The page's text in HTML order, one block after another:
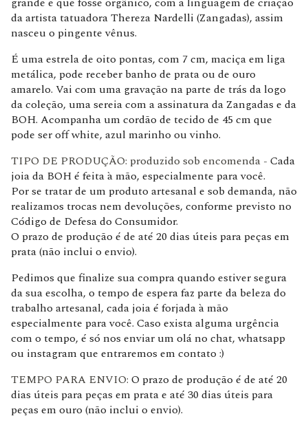
da artista tatuadora Thereza Nardelli (Zangadas), assim
nasceu o pingente vênus.
É uma estrela de oito pontas, com 7 cm, maciça em liga
metálica, pode receber banho de prata ou de ouro
amarelo. Vai com uma gravação na parte de trás da logo
da coleção, uma sereia com a assinatura da Zangadas e da
BOH. Acompanha um cordão de tecido de 45 cm que
pode ser off white, azul marinho ou vinho.
TIPO DE PRODUÇÃO: produzido sob encomenda - Cada
joia da BOH é feita à mão, especialmente para você.
Por se tratar de um produto artesanal e sob demanda, não
realizamos trocas nem devoluções, conforme previsto no
Código de Defesa do Consumidor.
O prazo de produção é de até 20 dias úteis para peças em
prata (não inclui o envio).
Pedimos que finalize sua compra quando estiver segura
da sua escolha, o tempo de espera faz parte da beleza do
trabalho artesanal, cada joia é forjada à mão
especialmente para você. Caso exista alguma urgência
com o tempo, é só nos enviar um olá no chat, whatsapp
ou instagram que entraremos em contato :)
TEMPO PARA ENVIO: O prazo de produção é de até 20
dias úteis para peças em prata e até 30 dias úteis para
peças em ouro (não inclui o envio).